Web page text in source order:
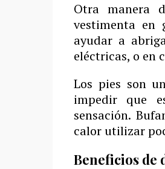
Otra manera
vestimenta en
ayudar a
eléctricas, o en
Los pies son
impedir que
sensación.
calor utilizar
Beneficios de